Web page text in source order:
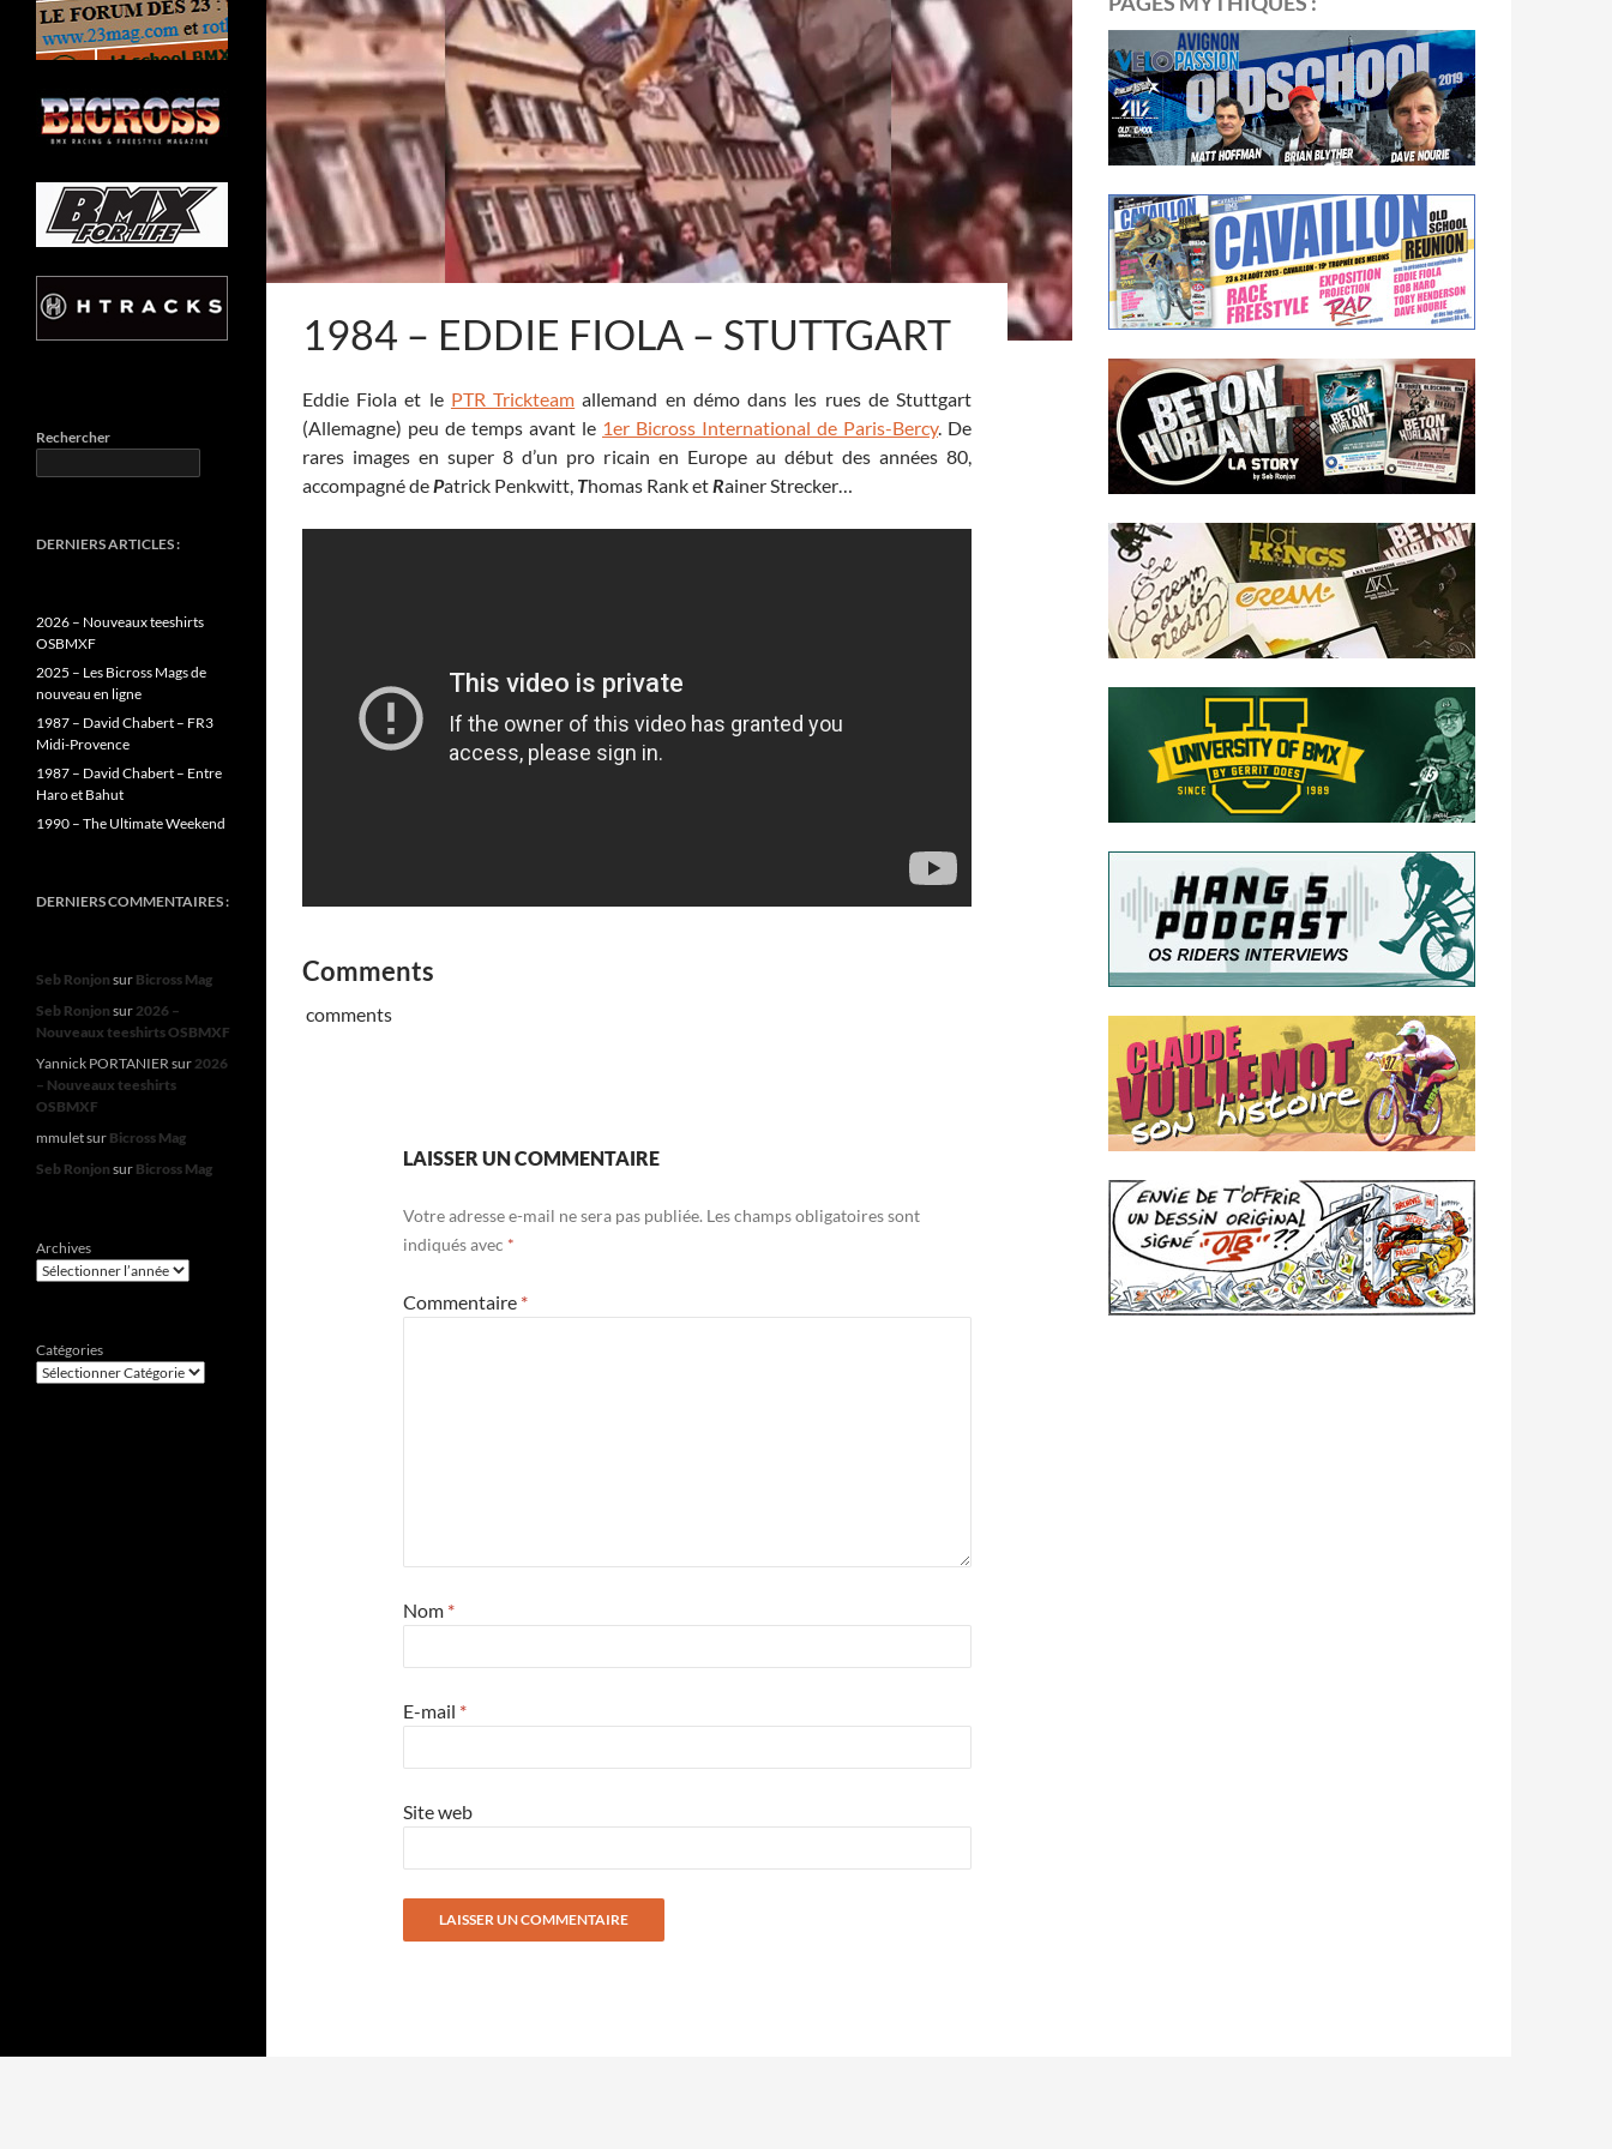
1984 – EDDIE FIOLA – STUTTGART
Eddie Fiola et le PTR Trickteam allemand en démo dans les rues de Stuttgart
(Allemagne) peu de temps avant le 1er Bicross International de Paris-Bercy. De
rares images en super 8 d’un pro ricain en Europe au début des années 80,
accompagné dePatrick Penkwitt, Thomas Rank etRainer Strecker…
Comments
comments
LAISSER UN COMMENTAIRE
Votre adresse e-mail ne sera pas publiée. Les champs obligatoires sont
indiqués avec *
Commentaire *
Nom *
E-mail *
Site web
Rechercher
DERNIERS ARTICLES :
2026 – Nouveaux teeshirts
OSBMXF
2025 – Les Bicross Mags de
nouveau en ligne
1987 – David Chabert – FR3
Midi-Provence
1987 – David Chabert – Entre
Haro et Bahut
1990 – The Ultimate Weekend
DERNIERS COMMENTAIRES :
Seb Ronjon sur Bicross Mag
Seb Ronjon sur2026 –
Nouveaux teeshirts OSBMXF
Yannick PORTANIERsur2026
– Nouveaux teeshirts
OSBMXF
mmuletsur Bicross Mag
Seb Ronjon sur Bicross Mag
Archives
Catégories